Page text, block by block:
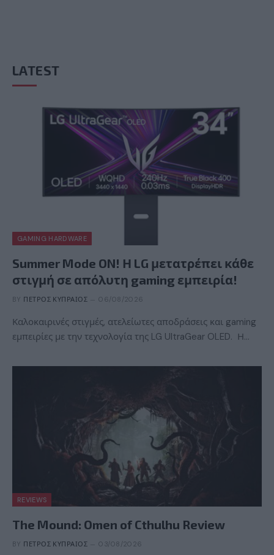
LATEST
GAMING HARDWARE
Summer Mode ON! Η LG μετατρέπει κάθε
στιγμή σε απόλυτη gaming εμπειρία!
BY ΠΈΤΡΟΣ ΚΥΠΡΑΊΟΣ 06/08/2026
Καλοκαιρινές στιγμές, ατελείωτες αποδράσεις και gaming
εμπειρίες με την τεχνολογία της LG UltraGear OLED. Η…
REVIEWS
The Mound: Omen of Cthulhu Review
BY ΠΈΤΡΟΣ ΚΥΠΡΑΊΟΣ 03/08/2026